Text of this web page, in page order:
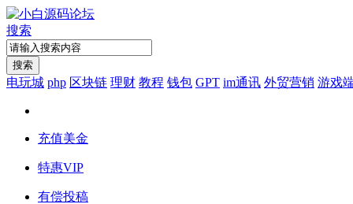
搜索
搜索
电玩城 php 区块链 理财 教程 钱包 GPT im通讯 外贸营销 游戏
充值美金
特惠VIP
有偿投稿